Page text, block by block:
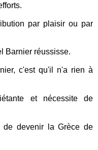
par plaisir ou par
Barnier réussisse.
c'est qu'il n'a rien à
et nécessite de
devenir la Grèce de